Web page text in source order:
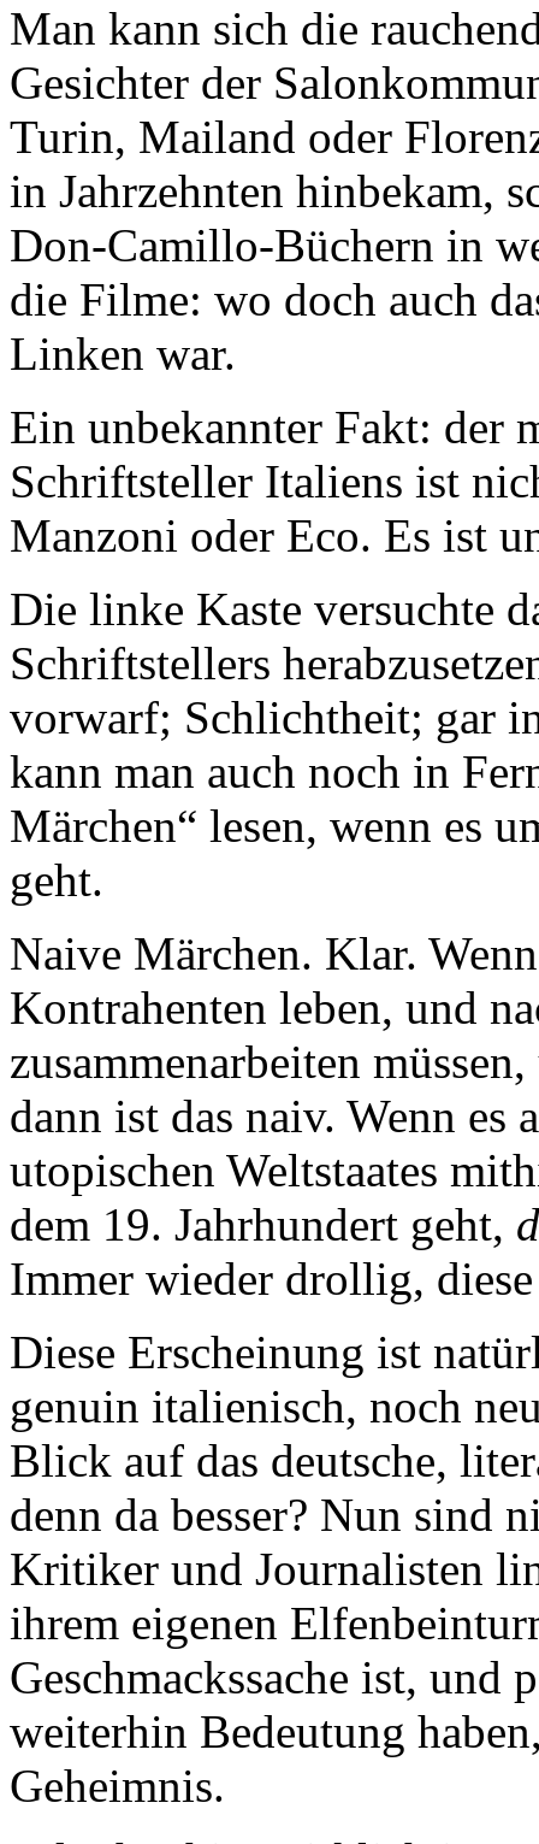
Man kann sich die
Gesichter der
Turin, Mailand oder
in Jahrzehnten hinbekam,
Don-Camillo-Büchern in
die Filme: wo doch auch
Linken war.
Ein unbekannter Fakt: der
Schriftsteller Italiens ist
Manzoni oder Eco. Es ist
Die linke Kaste versuchte
Schriftstellers
vorwarf; Schlichtheit; gar
kann man auch noch in
Märchen“ lesen, wenn es
geht.
Naive Märchen. Klar.
Kontrahenten leben, und
zusammenarbeiten
dann ist das naiv. Wenn
utopischen Weltstaates
dem 19. Jahrhundert geht,
Immer wieder drollig,
Diese Erscheinung ist
genuin italienisch, noch
Blick auf das deutsche,
denn da besser? Nun sind
Kritiker und Journalisten
ihrem eigenen
Geschmackssache ist, und
weiterhin Bedeutung
Geheimnis.